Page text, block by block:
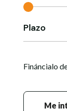
Plazo
Fináncialo
Me